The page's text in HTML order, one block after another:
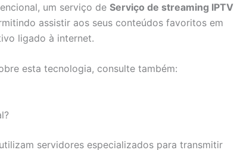
um serviço de Serviço de streaming IPTV
assistir aos seus conteúdos favoritos em
ligado à internet.
esta tecnologia, consulte também:
utilizam servidores especializados para transmitir